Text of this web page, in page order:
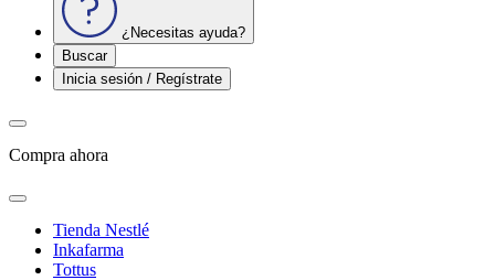
¿Necesitas ayuda?
Buscar
Inicia sesión / Regístrate
Compra ahora
Tienda Nestlé
Inkafarma
Tottus